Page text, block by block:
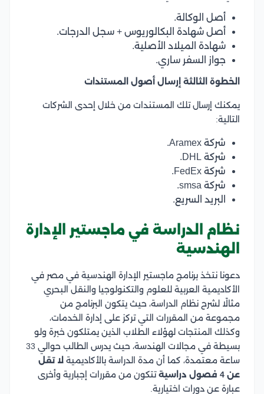
أصل الوكالة.
أصل شهادة البكالوريوس + سجل الدرجات.
شهادة الميلاد الأصلية.
جواز السفر ساري.
الخطوة الثالثة إرسال أصول المستندات
يمكنك إرسال تلك المستندات من خلال إحدى الشركات
التالية:
شركة Aramex.
شركة DHL.
شركة FedEx.
شركة smsa.
البريد السريع.
نظام الدراسة في ماجستير الإدارة
الهندسية
دعونا نتخذ برنامج ماجستير الإدارة الهندسية في مصر في
الأكاديمية العربية للعلوم والتكنولوجيا والنقل البحري
مثالًا لشرح نظام الدراسة، حيث يتكون البرنامج من
مجموعة من المقررات التي تركز على إدارة الخدمات،
وكذلك المنتجات لهؤلاء الطلاب الذين يمتلكون خبرة ولو
بسيطة في مجالات الهندسة، حيث يدرس الطالب حوالي 33
ساعة معتمدة، كما أن مدة الدراسة بالأكاديمية لا تقل
عن 4 فصول دراسية
تتكون من مقررات إجبارية وأخرى
عبارة عن دورات اختيارية.